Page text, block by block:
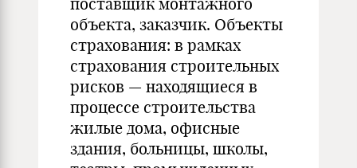
объекта, заказчик. Объекты
страхования: в рамках
страхования строительных
рисков — находящиеся в
процессе строительства
жилые дома, офисные
здания, больницы, школы,